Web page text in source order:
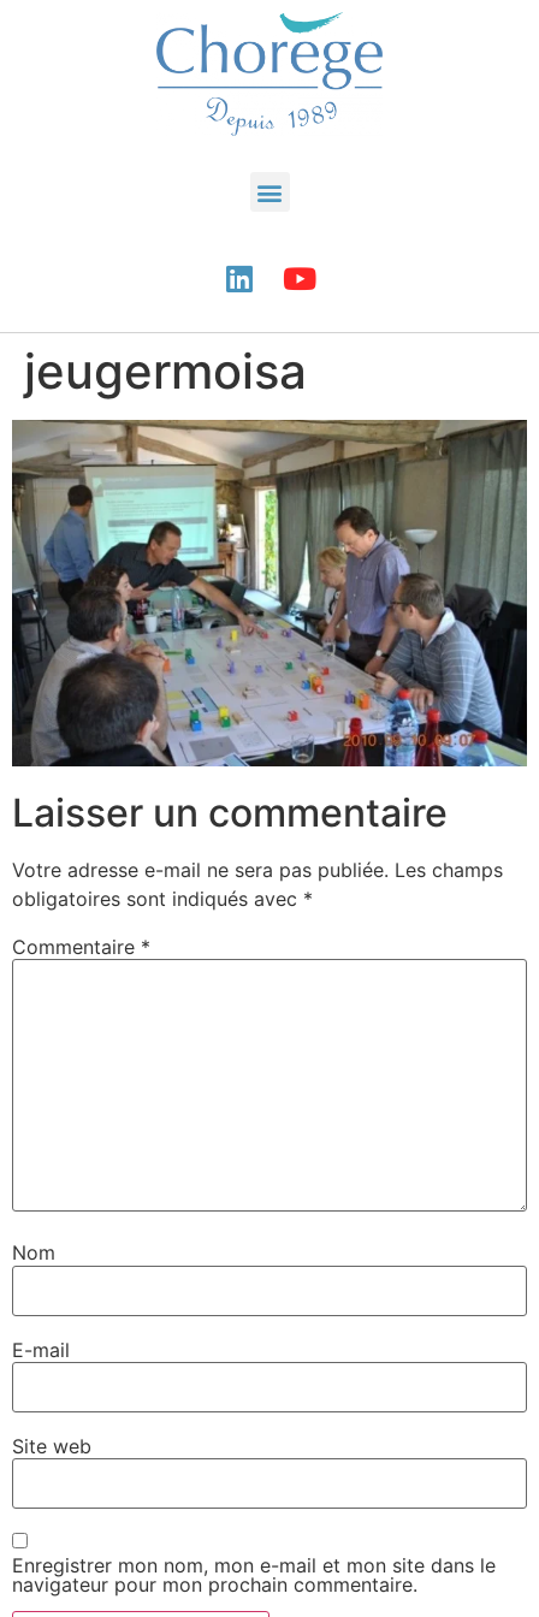
jeugermoisa
Laisser un commentaire
Votre adresse e-mail ne sera pas publiée. Les champs
obligatoires sont indiqués avec *
Commentaire *
Nom
E-mail
Site web
Enregistrer mon nom, mon e-mail et mon site dans le
navigateur pour mon prochain commentaire.